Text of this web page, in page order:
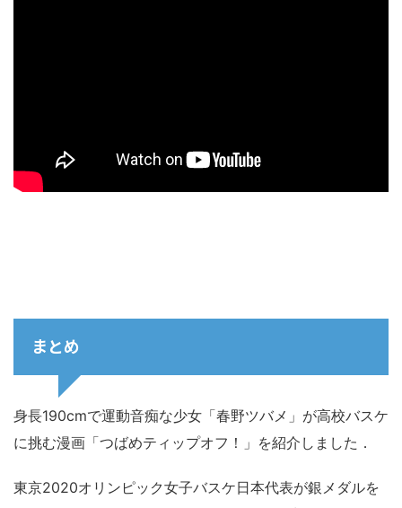
まとめ
身長190cmで運動音痴な少女「春野ツバメ」が高校バスケ
に挑む漫画「つばめティップオフ！」を紹介しました．
東京2020オリンピック女子バスケ日本代表が銀メダルを